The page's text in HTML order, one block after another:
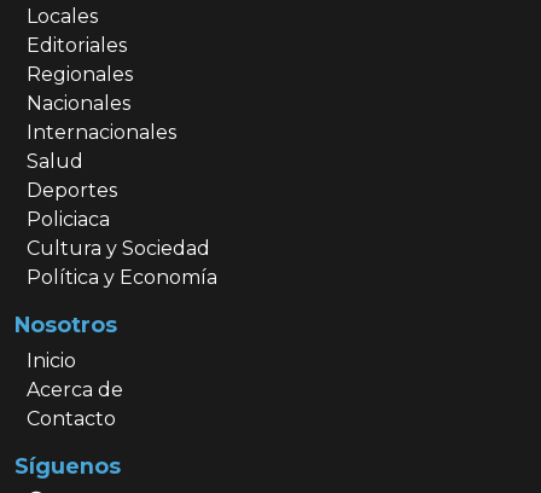
Locales
Editoriales
Regionales
Nacionales
Internacionales
Salud
Deportes
Policiaca
Cultura y Sociedad
Política y Economía
Nosotros
Inicio
Acerca de
Contacto
Síguenos